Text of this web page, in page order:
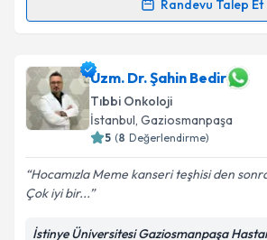
Randevu Talep Et
takvim hazırlandığında e-posta ile
E-posta Adresiniz
Kişisel verilerimin işlenmesine
kapsamda işlenmesini kabul
Uzm. Dr. Şahin Bedir
Tıbbi Onkoloji
İstanbul, Gaziosmanpaşa
5 (8 Değerlendirme)
Hocamızla Meme kanseri teşhisi den
Çok iyi bir...
İstinye Üniversitesi Gaziosmanpaşa